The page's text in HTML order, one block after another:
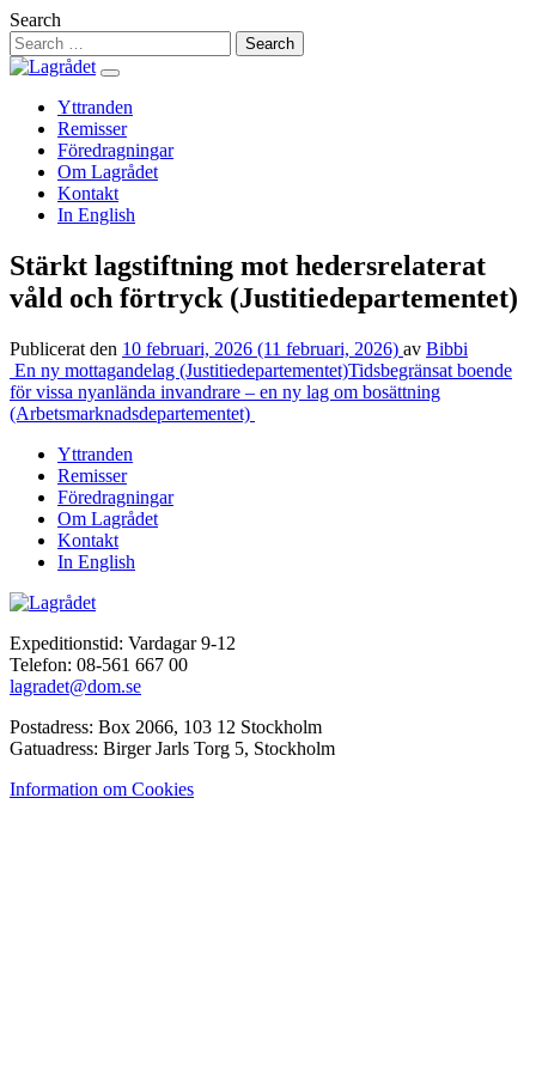
Hoppa
till
innehåll
Search
Yttranden
Remisser
Föredragningar
Om Lagrådet
Kontakt
In English
Stärkt lagstiftning mot hedersrelaterat
våld och förtryck (Justitiedepartementet)
Publicerat den 10 februari, 2026 (11 februari, 2026) av Bibbi
Inläggsnavigering
En ny mottagandelag (Justitiedepartementet)Tidsbegränsat boende
för vissa nyanlända invandrare – en ny lag om bosättning
(Arbetsmarknadsdepartementet)
Yttranden
Remisser
Föredragningar
Om Lagrådet
Kontakt
In English
Expeditionstid: Vardagar 9-12
Telefon: 08-561 667 00
lagradet@dom.se
Postadress: Box 2066, 103 12 Stockholm
Gatuadress: Birger Jarls Torg 5, Stockholm
Information om Cookies